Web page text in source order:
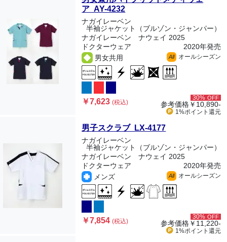
ア AY-4232
ナガイレーベン
半袖ジャケット（ブルゾン・ジャンパー）
ナガイレーベン ナウェイ 2025
ドクターウェア
2020年発売
男女共用
All オールシーズン
￥7,623(税込)
30% OFF
参考価格￥10,890-
1%ポイント 還元
男子スクラブ LX-4177
ナガイレーベン
半袖ジャケット（ブルゾン・ジャンパー）
ナガイレーベン ナウェイ 2025
ドクターウェア
2020年発売
メンズ
All オールシーズン
￥7,854(税込)
30% OFF
参考価格￥11,220-
1%ポイント 還元